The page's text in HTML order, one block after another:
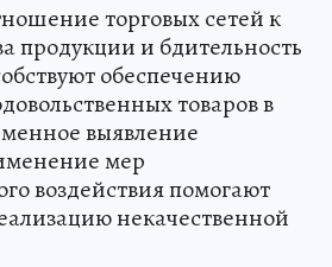
торговых сетей к
продукции и бдительность
обеспечению
товаров в
выявление
мер
воздействия помогают
некачественной